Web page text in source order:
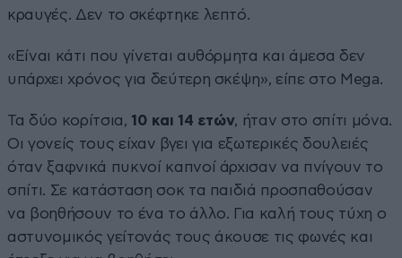
κραυγές. Δεν το σκέφτηκε λεπτό.
«Είναι κάτι που γίνεται αυθόρμητα και άμεσα δεν
υπάρχει χρόνος για δεύτερη σκέψη», είπε στο Mega.
Τα δύο κορίτσια, 10 και 14 ετών, ήταν στο σπίτι μόνα.
Οι γονείς τους είχαν βγει για εξωτερικές δουλειές
όταν ξαφνικά πυκνοί καπνοί άρχισαν να πνίγουν το
σπίτι. Σε κατάσταση σοκ τα παιδιά προσπαθούσαν
να βοηθήσουν το ένα το άλλο. Για καλή τους τύχη ο
αστυνομικός γείτονάς τους άκουσε τις φωνές και